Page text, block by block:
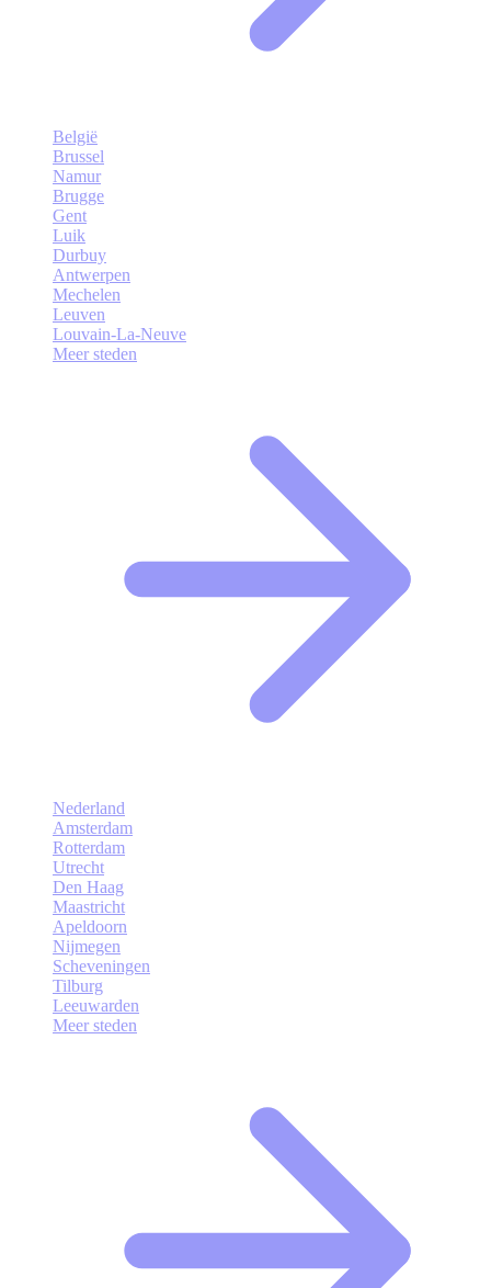
België
Brussel
Namur
Brugge
Gent
Luik
Durbuy
Antwerpen
Mechelen
Leuven
Louvain-La-Neuve
Meer steden
Nederland
Amsterdam
Rotterdam
Utrecht
Den Haag
Maastricht
Apeldoorn
Nijmegen
Scheveningen
Tilburg
Leeuwarden
Meer steden